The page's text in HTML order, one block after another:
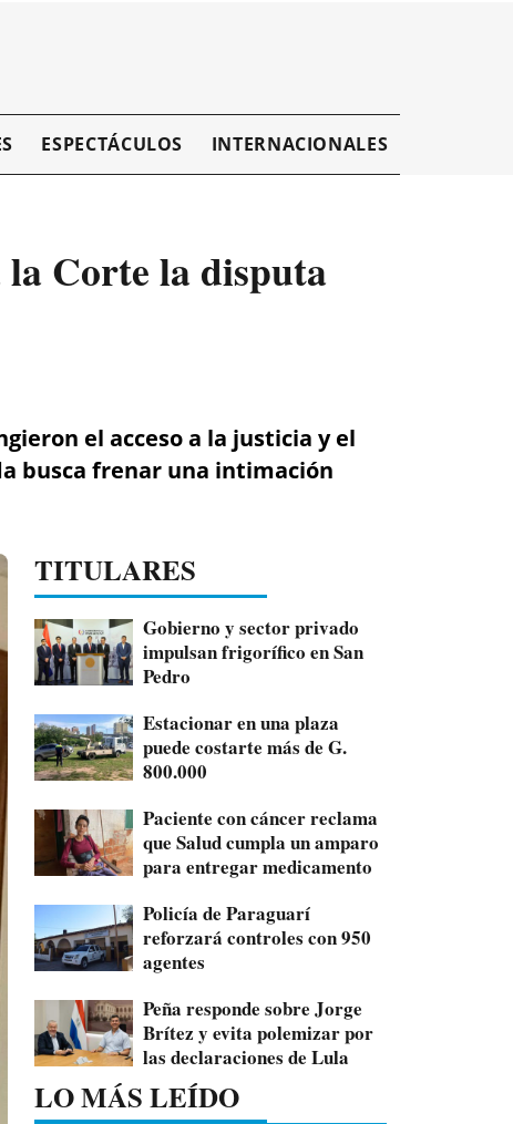
ESPECTÁCULOS INTERNACIONALES
Corte la disputa
el acceso a la justicia y el
busca frenar una intimación
TITULARES
Gobierno y sector privado
impulsan frigorífico en San
Pedro
Estacionar en una plaza
puede costarte más de G.
800.000
Paciente con cáncer reclama
que Salud cumpla un amparo
para entregar medicamento
Policía de Paraguarí
reforzará controles con 950
agentes
Peña responde sobre Jorge
Brítez y evita polemizar por
las declaraciones de Lula
LO MÁS LEÍDO